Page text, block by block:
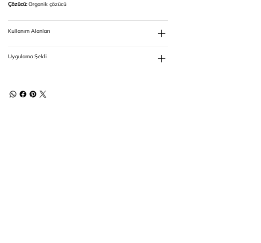
Çözücü:Organik çözücü
Kullanım Alanları
Uygulama Şekli